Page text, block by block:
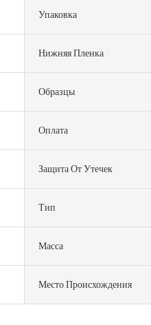
Упаковка
Нижняя Пленка
Образцы
Оплата
Защита От Утечек
Тип
Масса
Место Происхождения